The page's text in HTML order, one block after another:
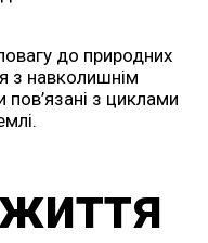
до природних
з навколишнім
пов’язані з циклами